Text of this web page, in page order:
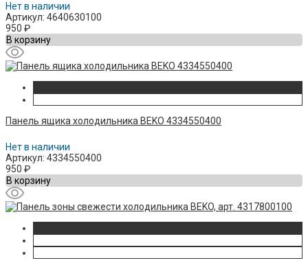
Нет в наличии
Артикул: 4640630100
950 ₽
В корзину
Панель ящика холодильника BEKO 4334550400
Нет в наличии
Артикул: 4334550400
950 ₽
В корзину